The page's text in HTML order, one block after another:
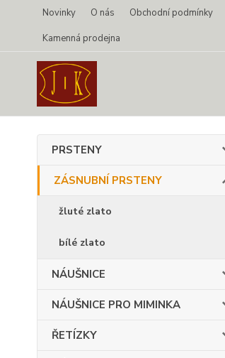
Novinky O nás Obchodní podmínky
Kamenná prodejna
PRSTENY
ZÁSNUBNÍ PRSTENY
žluté zlato
bílé zlato
NÁUŠNICE
NÁUŠNICE PRO MIMINKA
ŘETÍZKY